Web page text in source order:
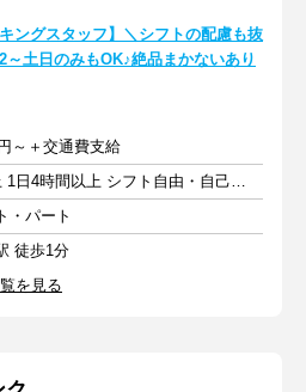
キングスタッフ】＼シフトの配慮も抜
～土日のみもOK♪絶品まかないあり
～＋交通費支給
週2日以上 1日4時間以上 シフト自由・自己申告
・パート
徒歩1分
を見る